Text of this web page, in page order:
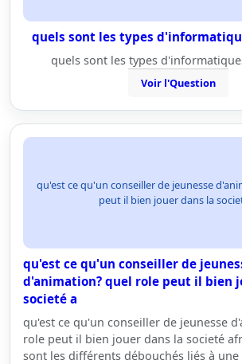
quels sont les types
quels sont les types
Voir l'Question
qu'est ce qu'un conseiller de jeunesse
peut il bien jouer dans la
qu'est ce qu'un conseiller de
d'animation? quel role peut il bien
societé a
qu'est ce qu'un conseiller de jeunesse
role peut il bien jouer dans la societé
sont les différents débouchés liés à